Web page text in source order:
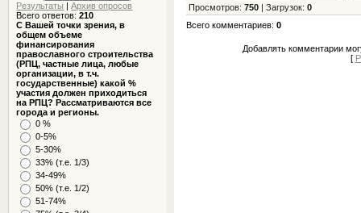
Результаты |Архив опросов
Всего ответов:210
С Вашей точки зрения, в
общем объеме
финансирования
православного строительства
(РПЦ, частные лица, любые
организации, в т.ч.
государственные) какой %
участия должен приходиться
на РПЦ? Рассматриваются все
города и регионы.
0 %
0-5%
5-30%
33% (т.е. 1/3)
34-49%
50% (т.е. 1/2)
51-74%
Просмотров: 750| Загрузок: 0
Всего комментариев: 0
Добавлять комментарии
[